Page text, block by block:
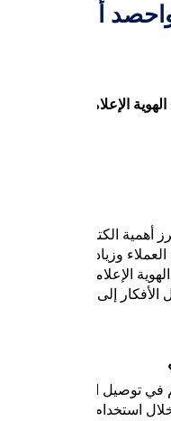
أرباحًا
الإعلامية: فن
الكتابة الإبداعية
وزيادة الوعي
الإعلامية خدمة
الأفكار إلى كلمات
في توصيل الرسالة
استخدام أساليب